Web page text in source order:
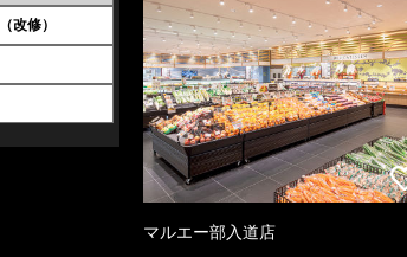
改修）
マルエー部入道店